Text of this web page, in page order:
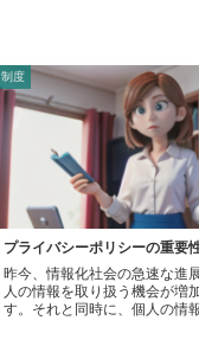
制度
プライバシーポリシーの重要
昨今、情報化社会の急速な進
人の情報を取り扱う機会が増
す。それと同時に、個人の情